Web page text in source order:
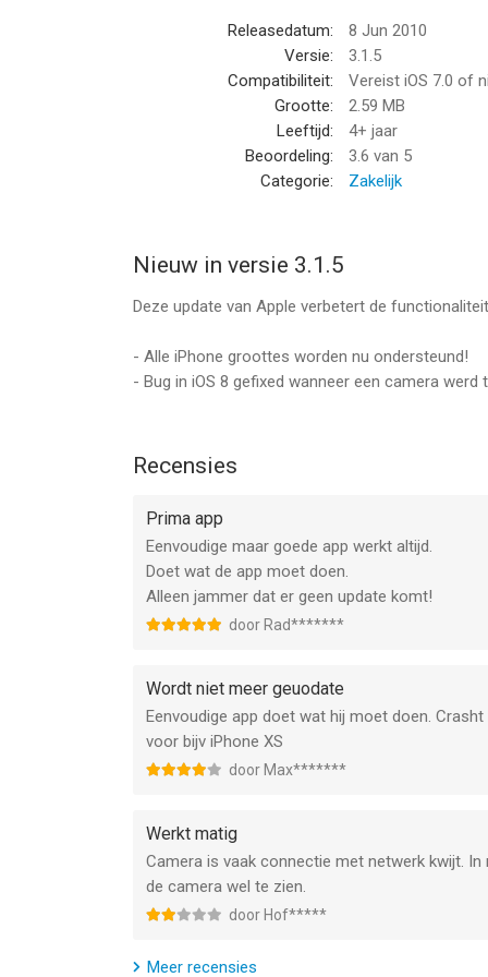
- Axis Video Server (PTZ)
- Compro
- Convision Video Server
- Custom
- D-Link (PTZ)
- Edimax
- EvoCam
- Gadspot (PTZ)
- Grand
- IPX
- IQeye
- Level 1 (PTZ)
- Linksys (PTZ)
- NeuFusion
- Orite
- Panasonic (PTZ)
- Pixord
- Sanyo (PTZ)
- Solwise
- Sony
- TomTop (PTZ)
Releasedatum:
8 Jun 2010
Versie:
3.1.5
Compatibiliteit:
Vereist iOS 7.0 of
Grootte:
2.59 MB
Leeftijd:
4+ jaar
Beoordeling:
3.6 van 5
Categorie:
Zakelijk
Nieuw in versie 3.1.5
Deze update van Apple verbetert de
- Alle iPhone groottes worden nu ondersteund!
- Bug in iOS 8 gefixed wanneer een camera werd
Recensies
Prima app
Eenvoudige maar goede app werkt altijd.
Doet wat de app moet doen.
Alleen jammer dat er geen update komt!
door Rad*******
Wordt niet meer geuodate
Eenvoudige app doet wat hij moet doen.
voor bijv iPhone XS
door Max*******
Werkt matig
Camera is vaak connectie met netwerk kwijt.
de camera wel te zien.
door Hof*****
Meer recensies